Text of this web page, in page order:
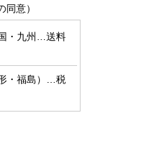
意）
・九州…送料
・福島）…税